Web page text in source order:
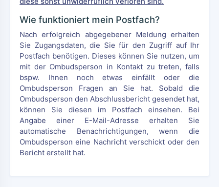
Wie funktioniert mein Postfach?
Nach erfolgreich abgegebener Meldung erhalten
Sie Zugangsdaten, die Sie für den Zugriff auf Ihr
Postfach benötigen. Dieses können Sie nutzen, um
mit der Ombudsperson in Kontakt zu treten, falls
bspw. Ihnen noch etwas einfällt oder die
Ombudsperson Fragen an Sie hat. Sobald die
Ombudsperson den Abschlussbericht gesendet hat,
können Sie diesen im Postfach einsehen. Bei
Angabe einer E-Mail-Adresse erhalten Sie
automatische Benachrichtigungen, wenn die
Ombudsperson eine Nachricht verschickt oder den
Bericht erstellt hat.